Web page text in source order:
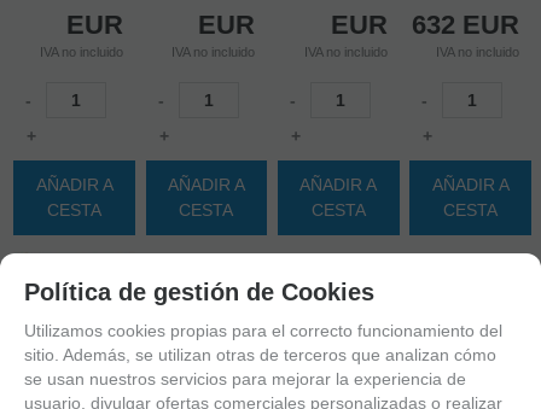
EUR
IVA no incluido
-
+
AÑADIR A
CESTA
EUR
IVA no incluido
-
+
AÑADIR A
CESTA
EUR
IVA no incluido
-
+
AÑADIR A
CESTA
632 EUR
IVA no incluido
-
+
AÑADIR A
CESTA
Política de gestión de Cookies
Utilizamos cookies propias para el correcto funcionamiento del
sitio. Además, se utilizan otras de terceros que analizan cómo
se usan nuestros servicios para mejorar la experiencia de
usuario, divulgar ofertas comerciales personalizadas o realizar